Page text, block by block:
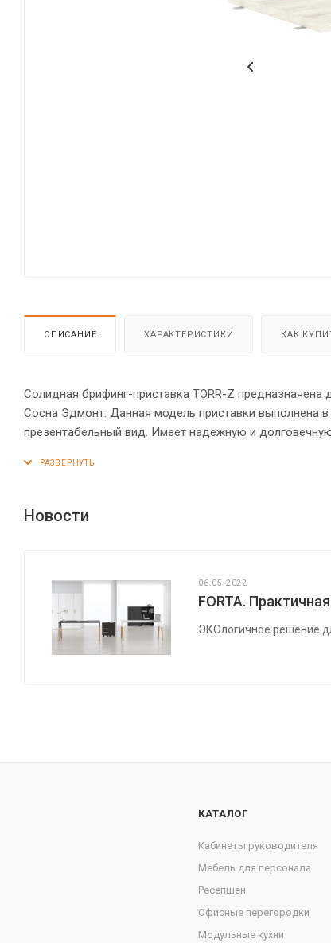
ОПИСАНИЕ ХАРАКТЕРИСТИКИ КАК
Солидная брифинг-приставка TORR-Z предназначена
Сосна Эдмонт. Данная модель приставки выполнена
презентабельный вид. Имеет надежную и
рассчитана на фронтальную и боковую установку.
Новости
06.05.2022
FORTA.
ЭКОлогичное решение
КАТАЛОГ
Кабинеты руководителя
Мебель для персонала
Ресепшен
Офисные перегородки
Модульные кухни